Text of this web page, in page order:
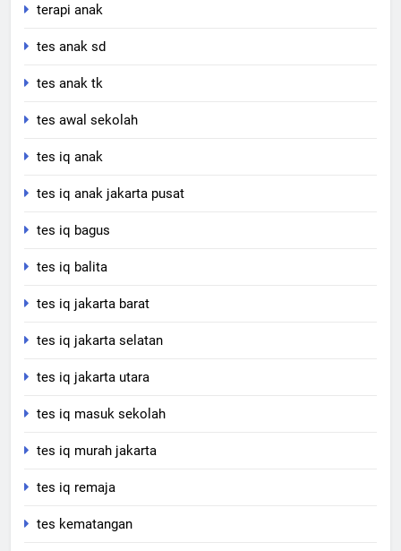
terapi anak
tes anak sd
tes anak tk
tes awal sekolah
tes iq anak
tes iq anak jakarta pusat
tes iq bagus
tes iq balita
tes iq jakarta barat
tes iq jakarta selatan
tes iq jakarta utara
tes iq masuk sekolah
tes iq murah jakarta
tes iq remaja
tes kematangan